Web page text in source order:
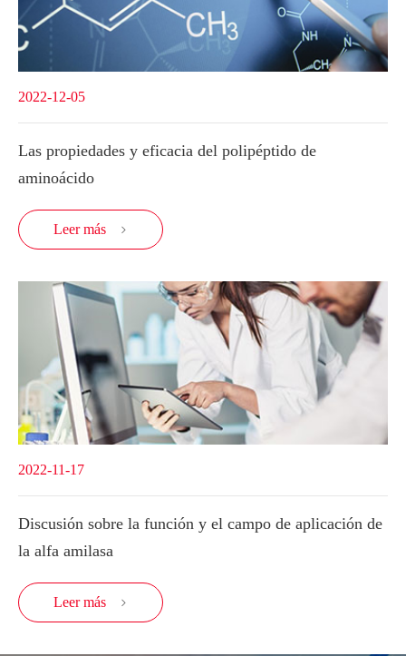
2022-12-05
Las propiedades y eficacia del polipéptido de
aminoácido
Leer más 
2022-11-17
Discusión sobre la función y el campo de aplicación de
la alfa amilasa
Leer más 